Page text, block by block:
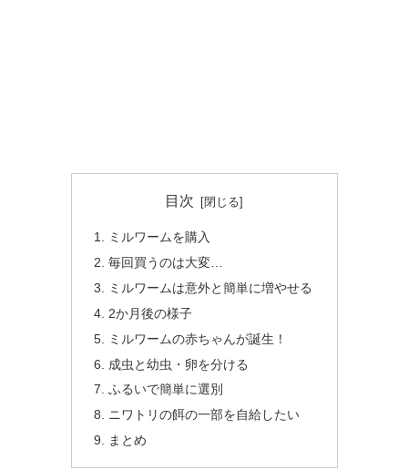
目次
ミルワームを購入
毎回買うのは大変…
ミルワームは意外と簡単に増やせる
2か月後の様子
ミルワームの赤ちゃんが誕生！
成虫と幼虫・卵を分ける
ふるいで簡単に選別
ニワトリの餌の一部を自給したい
まとめ